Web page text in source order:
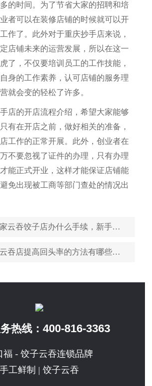
的时间。为了节省大家的招聘和培
者可以在装修店铺的时候就可以开
作了。此外对于重庆抄手店来说，
店铺未来的运营发展，所以在这一
了，不仅要培训员工的工作技能，
身的工作素养，认可店铺的服务理
就会变的轻松了许多。
店的开店流程介绍，希望大家能够
有在开店之前，做好相关的准备，
工作的正常开展。此外，创业者在
不要忽视了证件的办理，只有办理
能正式开业，这样才能保证店铺能
免出现被工商等部门查处的情况出
吞饺子店办什么手续，新手开店注意事项必知
店提高回头率的方法有哪些，这三个方法简单有效
热线： 400-816-3363
福 - 饺子云吞连锁品牌
手工鲜制 | 饺子云吞